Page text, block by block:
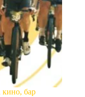
бар